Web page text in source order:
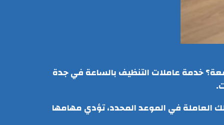
خدمة عاملات التنظيف بالساعة في جدة
العاملة في الموعد المحدد، تؤدي مهامها